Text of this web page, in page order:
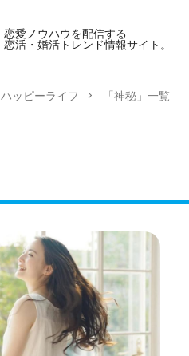
恋愛ノウハウを配信する
恋活・婚活トレンド情報サイト。
ハッピーライフ 「神秘」一覧